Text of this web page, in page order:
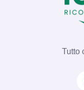
Tutto